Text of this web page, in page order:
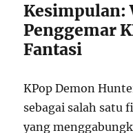
Kesimpulan:
Penggemar
Fantasi
KPop Demon
sebagai salah satu
yang